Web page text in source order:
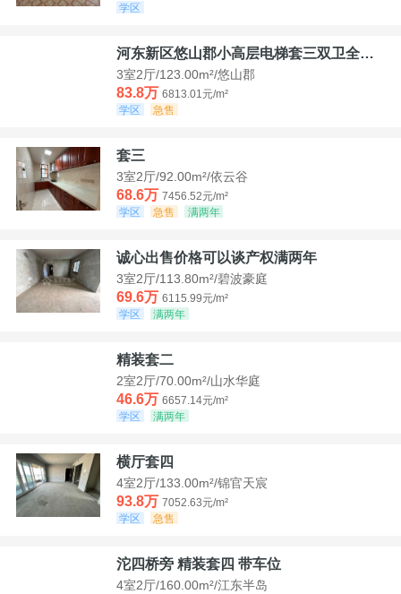
学区
河东新区悠山郡小高层电梯套三双卫全装带家具家电
3室2厅/123.00m²/悠山郡
83.8万 6813.01元/m²
学区
急售
套三
3室2厅/92.00m²/依云谷
68.6万 7456.52元/m²
学区
急售 满两年
诚心出售价格可以谈产权满两年
3室2厅/113.80m²/碧波豪庭
69.6万 6115.99元/m²
学区
满两年
精装套二
2室2厅/70.00m²/山水华庭
46.6万 6657.14元/m²
学区
满两年
横厅套四
4室2厅/133.00m²/锦官天宸
93.8万 7052.63元/m²
学区
急售
沱四桥旁 精装套四 带车位
4室2厅/160.00m²/江东半岛